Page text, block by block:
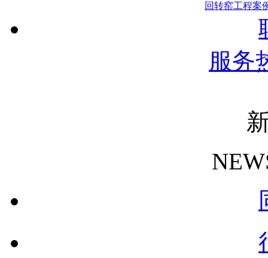
回转窑工程案
服务